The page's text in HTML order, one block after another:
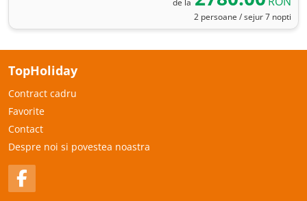
de la
2 persoane / sejur 7 nopti
TopHoliday
Contract cadru
Favorite
Contact
Despre noi si povestea noastra